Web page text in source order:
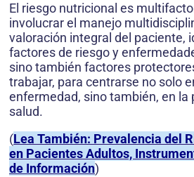
El riesgo nutricional es
involucrar el manejo
valoración integral del paciente,
factores de riesgo y
sino también factores
trabajar, para centrarse no solo
enfermedad, sino también, en la
salud.
(Lea También: Prevalencia del
en Pacientes Adultos,
de Información)